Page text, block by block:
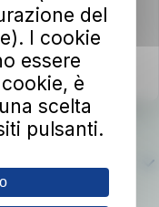
del
I cookie
essere
è
scelta
pulsanti.